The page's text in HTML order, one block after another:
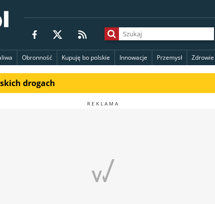
Obronność Kupuję bo polskie Innowacje Przemysł Zdrowie
drogach